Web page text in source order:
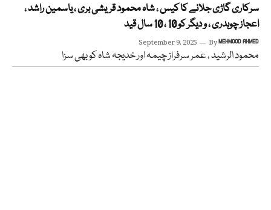
سرکاری گاڑی جلانے کا کیس ، شاہ محمود قریشی بری ، یاسمین راشد ،
اعجاز چوہدری ، و دیگر کو 10 ، 10 سال قید
September 9, 2025 ByMEHMOOD AHMED
محمود الرشید ، عمر سرفراز چیمہ اور خدیجہ شاہ کو بھی سزا